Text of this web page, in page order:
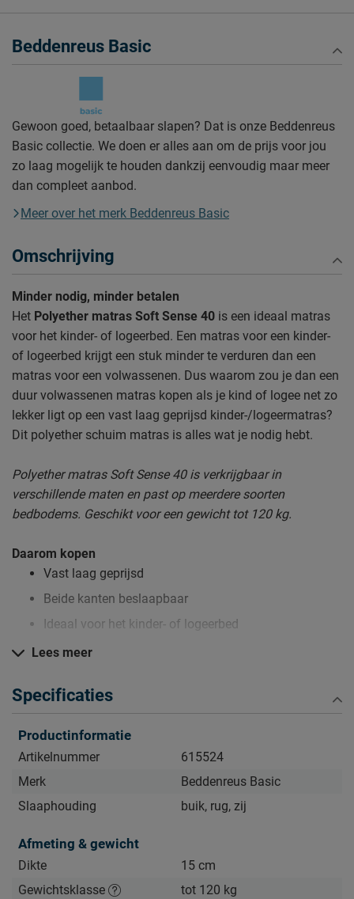
Beddenreus Basic
Gewoon goed, betaalbaar slapen? Dat is onze Beddenreus
Basic collectie. We doen er alles aan om de prijs voor jou
zo laag mogelijk te houden dankzij eenvoudig maar meer
dan compleet aanbod.
Meer over het merk Beddenreus Basic
Omschrijving
Minder nodig, minder betalen
Het Polyether matras Soft Sense 40 is een ideaal matras
voor het kinder- of logeerbed. Een matras voor een kinder-
of logeerbed krijgt een stuk minder te verduren dan een
matras voor een volwassenen. Dus waarom zou je dan een
duur volwassenen matras kopen als je kind of logee net zo
lekker ligt op een vast laag geprijsd kinder-/logeermatras?
Dit polyether schuim matras is alles wat je nodig hebt.
Polyether matras Soft Sense 40 is verkrijgbaar in
verschillende maten en past op meerdere soorten
bedbodems. Geschikt voor een gewicht tot 120 kg.
Daarom kopen
Vast laag geprijsd
Beide kanten beslaapbaar
Ideaal voor het kinder- of logeerbed
schoon)
Kijk bij het kopje ‘Goed om te weten’ om alle tips & tricks te
zien.
Lees meer
Specificaties
Productinformatie
Artikelnummer
615524
Merk
Beddenreus Basic
Slaaphouding
buik, rug, zij
Afmeting & gewicht
Dikte
15 cm
Gewichtsklasse
tot 120 kg